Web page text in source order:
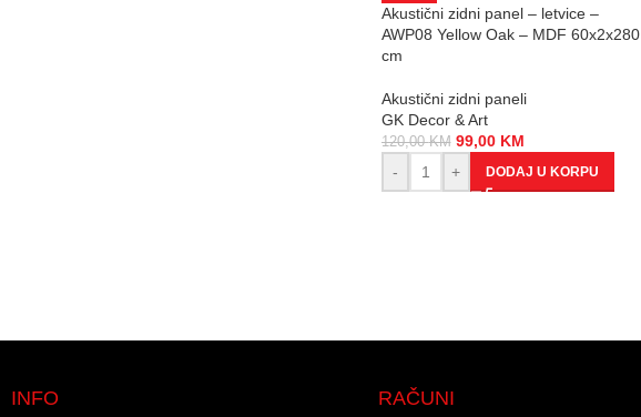
Akustični zidni panel – letvice –
AWP08 Yellow Oak – MDF 60x2x280
cm
Akustični zidni paneli
GK Decor & Art
120,00KM 99,00 KM
-
+ DODAJ U KORPU
INFO RAČUNI